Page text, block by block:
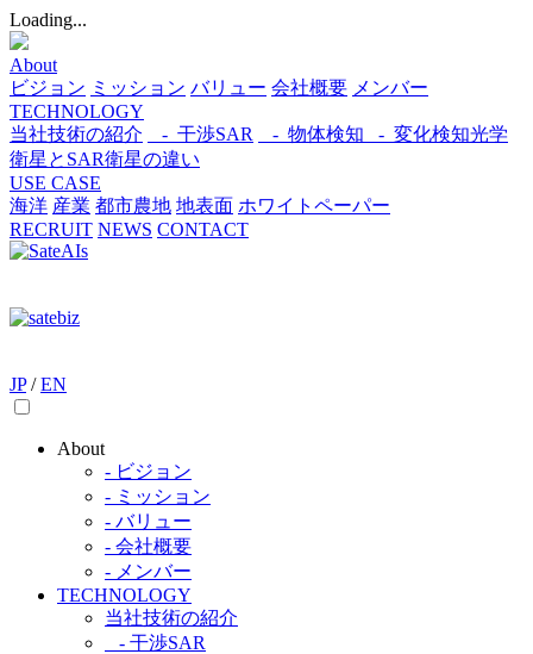
Loading...
About
ビジョン ミッション バリュー 会社概要 メンバー
TECHNOLOGY
当社技術の紹介
- 干渉SAR - 物体検知​ - 変化検知​光学
衛星とSAR衛星の違い
USE CASE
海洋 産業 都市​農地 地表面 ホワイトペーパー
RECRUIT NEWS CONTACT
JP / EN
About
- ビジョン
- ミッション
- バリュー
- 会社概要
- メンバー
TECHNOLOGY
当社技術の紹介​
- 干渉SAR​